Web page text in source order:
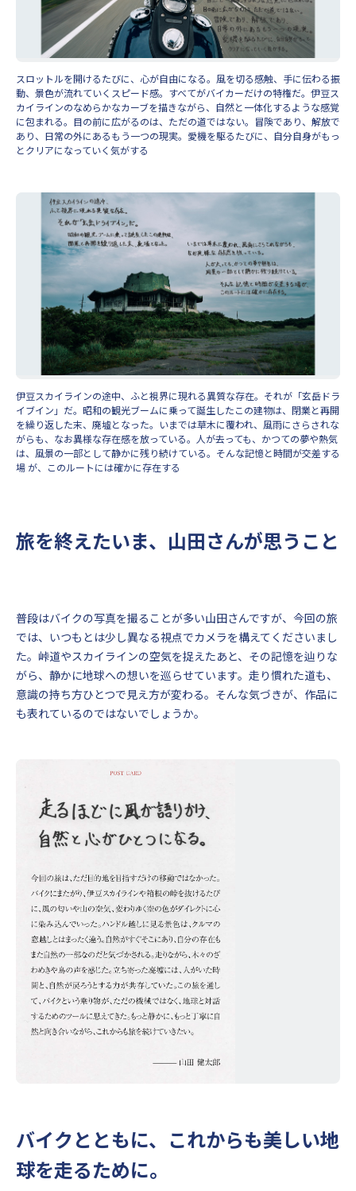
スロットルを開けるたびに、心が自由になる。風を切る感触、手に伝わる振
動、景色が流れていくスピード感。すべてがバイカーだけの特権だ。伊豆ス
カイラインのなめらかなカーブを描きながら、自然と一体化するような感覚
に包まれる。目の前に広がるのは、ただの道ではない。冒険であり、解放で
あり、日常の外にあるもう一つの現実。愛機を駆るたびに、自分自身がもっ
とクリアになっていく気がする
伊豆スカイラインの途中、ふと視界に現れる異質な存在。それが「玄岳ドラ
イブイン」だ。昭和の観光ブームに乗って誕生したこの建物は、閉業と再開
を繰り返した末、廃墟となった。いまでは草木に覆われ、風雨にさらされな
がらも、なお異様な存在感を放っている。人が去っても、かつての夢や熱気
は、風景の一部として静かに残り続けている。そんな記憶と時間が交差する
場 が、このルートには確かに存在する
旅を終えたいま、山田さんが思うこと
普段はバイクの写真を撮ることが多い山田さんですが、今回の旅
では、いつもとは少し異なる視点でカメラを構えてくださいまし
た。峠道やスカイラインの空気を捉えたあと、その記憶を辿りな
がら、静かに地球への想いを巡らせています。走り慣れた道も、
意識の持ち方ひとつで見え方が変わる。そんな気づきが、作品に
も表れているのではないでしょうか。
バイクとともに、これからも美しい地
球を走るために。